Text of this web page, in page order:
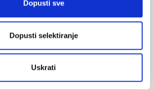
Dopusti sve
Dopusti selektiranje
Uskrati
i gastrointestinalna